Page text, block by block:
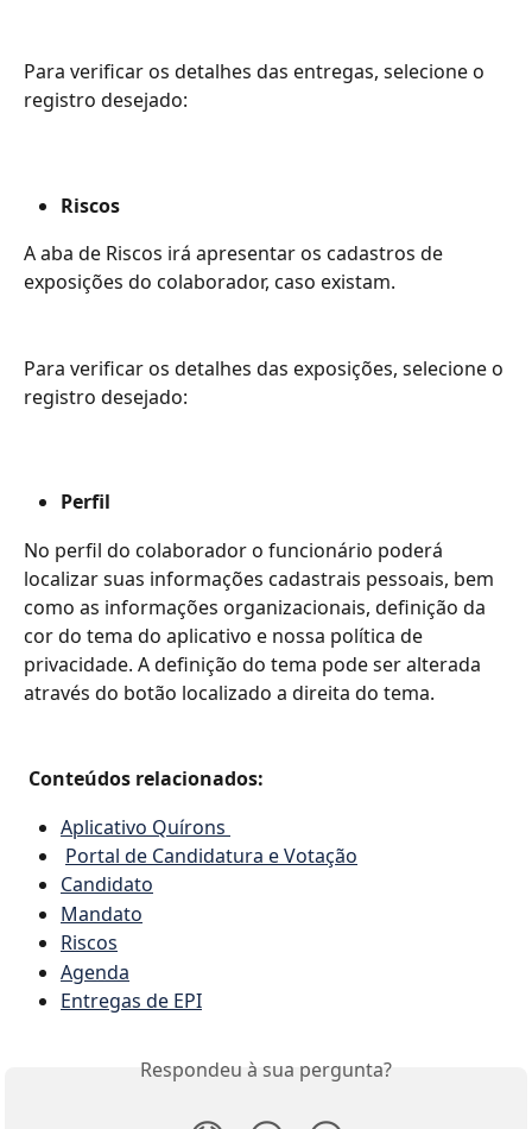
Para verificar os detalhes das entregas, selecione o
registro desejado:
Riscos
A aba de Riscos irá apresentar os cadastros de
exposições do colaborador, caso existam.
Para verificar os detalhes das exposições, selecione o
registro desejado:
Perfil
No perfil do colaborador o funcionário poderá
localizar suas informações cadastrais pessoais, bem
como as informações organizacionais, definição da
cor do tema do aplicativo e nossa política de
privacidade. A definição do tema pode ser alterada
através do botão localizado a direita do tema.
Conteúdos relacionados:
Aplicativo Quírons
Portal de Candidatura e Votação
Candidato
Mandato
Riscos
Agenda
Entregas de EPI
Respondeu à sua pergunta?